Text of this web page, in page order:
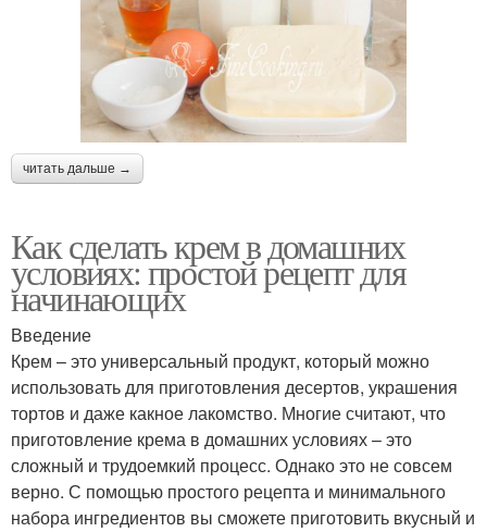
читать дальше →
Как сделать крем в домашних
условиях: простой рецепт для
начинающих
Введение
Крем – это универсальный продукт, который можно
использовать для приготовления десертов, украшения
тортов и даже какное лакомство. Многие считают, что
приготовление крема в домашних условиях – это
сложный и трудоемкий процесс. Однако это не совсем
верно. С помощью простого рецепта и минимального
набора ингредиентов вы сможете приготовить вкусный и